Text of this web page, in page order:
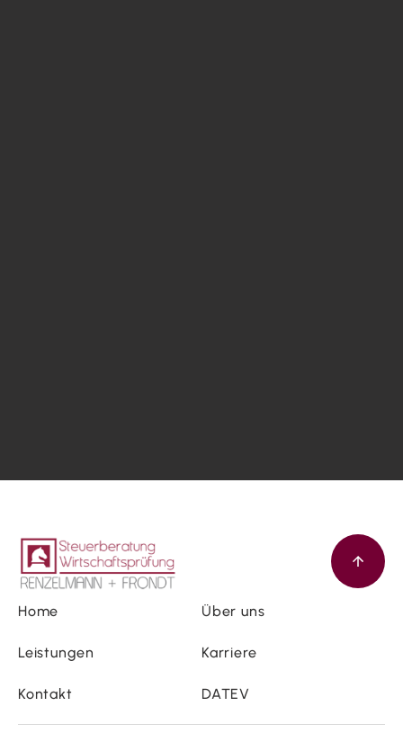
Home Über uns
Leistungen Karriere
Kontakt DATEV